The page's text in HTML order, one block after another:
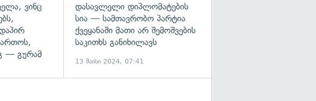
ვინც
— გურამ
დასავლელი დიპლომატების
სია — სამთავრობო პარტია
ქვეყანაში მათი არ შემოშვების
საკითხს განიხილავს
13 მაისი 2024, 07:41